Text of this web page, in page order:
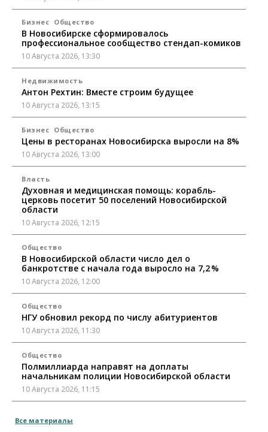
Бизнес Общество
В Новосибирске сформировалось
профессиональное сообщество стендап-комиков
10 Августа 2026, 13:30
Недвижимость
Антон Рехтин: Вместе строим будущее
10 Августа 2026, 13:15
Бизнес Общество
Цены в ресторанах Новосибирска выросли на 8%
10 Августа 2026, 13:00
Власть
Духовная и медицинская помощь: корабль-
церковь посетит 50 поселений Новосибирской
области
10 Августа 2026, 12:15
Общество
В Новосибирской области число дел о
банкротстве с начала года выросло на 7,2 %
10 Августа 2026, 12:00
Общество
НГУ обновил рекорд по числу абитуриентов
10 Августа 2026, 11:30
Общество
Полмиллиарда направят на доплаты
начальникам полиции Новосибирской области
10 Августа 2026, 11:15
ПСБ нарастил объемы факторинга МСБ в
Все материалы